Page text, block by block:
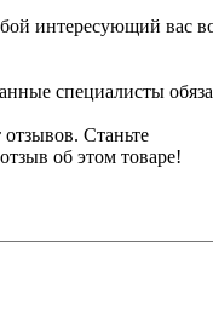
интересующий вас
специалисты
Станьте
об этом товаре!